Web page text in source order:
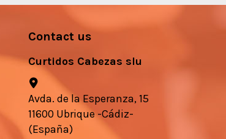
Contact us
Curtidos Cabezas slu
Avda. de la Esperanza, 15
11600 Ubrique -Cádiz-
(España)